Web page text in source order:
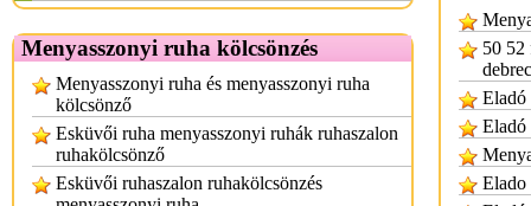
Menyasszonyi ruha kölcsönzés
Menyasszonyi ruha és menyasszonyi ruha
kölcsönző
Esküvői ruha menyasszonyi ruhák ruhaszalon
ruhakölcsönző
Esküvői ruhaszalon ruhakölcsönzés
50 52
Eladó
Eladó
Elado